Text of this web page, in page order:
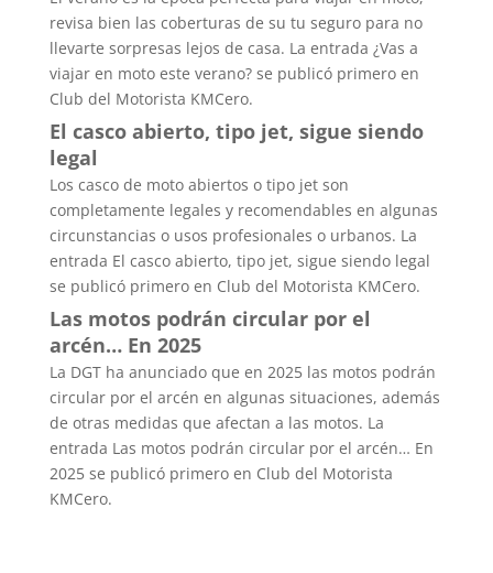
revisa bien las coberturas de su tu seguro para no
llevarte sorpresas lejos de casa. La entrada ¿Vas a
viajar en moto este verano? se publicó primero en
Club del Motorista KMCero.
El casco abierto, tipo jet, sigue siendo
legal
Los casco de moto abiertos o tipo jet son
completamente legales y recomendables en algunas
circunstancias o usos profesionales o urbanos. La
entrada El casco abierto, tipo jet, sigue siendo legal
se publicó primero en Club del Motorista KMCero.
Las motos podrán circular por el
arcén… En 2025
La DGT ha anunciado que en 2025 las motos podrán
circular por el arcén en algunas situaciones, además
de otras medidas que afectan a las motos. La
entrada Las motos podrán circular por el arcén… En
2025 se publicó primero en Club del Motorista
KMCero.